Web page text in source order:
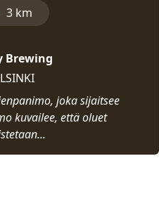
3 km
Brewing
joka sijaitsee
kuvailee, että oluet